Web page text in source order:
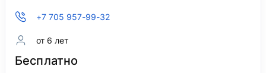
+7 705 957-99-32
от 6 лет
Бесплатно